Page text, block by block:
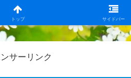
トップ サイドバー
録
サーリンク